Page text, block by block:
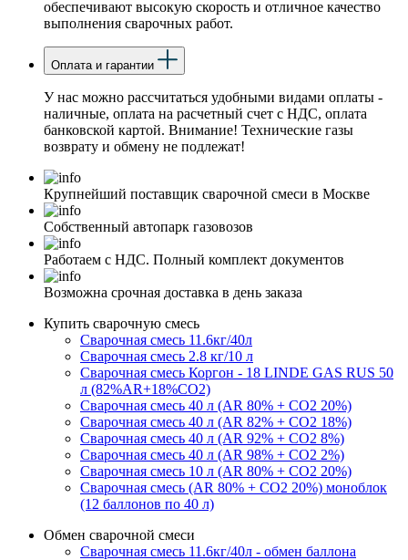
обеспечивают высокую скорость и отличное качество
выполнения сварочных работ.
Оплата и гарантии
У нас можно рассчитаться удобными видами оплаты -
наличные, оплата на расчетный счет с НДС, оплата
банковской картой. Внимание! Технические газы
возврату и обмену не подлежат!
Крупнейший поставщик сварочной смеси в Москве
Собственный автопарк газовозов
Работаем с НДС. Полный комплект документов
Возможна срочная доставка в день заказа
Купить сварочную смесь
Сварочная смесь 11.6кг/40л
Сварочная смесь 2.8 кг/10 л
Сварочная смесь Коргон - 18 LINDE GAS RUS 50
л (82%AR+18%CO2)
Сварочная смесь 40 л (AR 80% + CO2 20%)
Сварочная смесь 40 л (AR 82% + CO2 18%)
Сварочная смесь 40 л (AR 92% + CO2 8%)
Сварочная смесь 40 л (AR 98% + CO2 2%)
Сварочная смесь 10 л (AR 80% + CO2 20%)
Сварочная смесь (AR 80% + CO2 20%) моноблок
(12 баллонов по 40 л)
Обмен сварочной смеси
Сварочная смесь 11.6кг/40л - обмен баллона